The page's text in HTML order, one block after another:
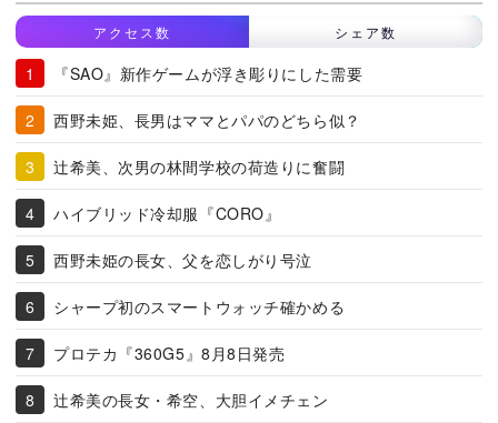
アクセス数 シェア数
『SAO』新作ゲームが浮き彫りにした需要
西野未姫、長男はママとパパのどちら似？
辻希美、次男の林間学校の荷造りに奮闘
ハイブリッド冷却服『CORO』
西野未姫の長女、父を恋しがり号泣
シャープ初のスマートウォッチ確かめる
プロテカ『360G5』8月8日発売
辻希美の長女・希空、大胆イメチェン